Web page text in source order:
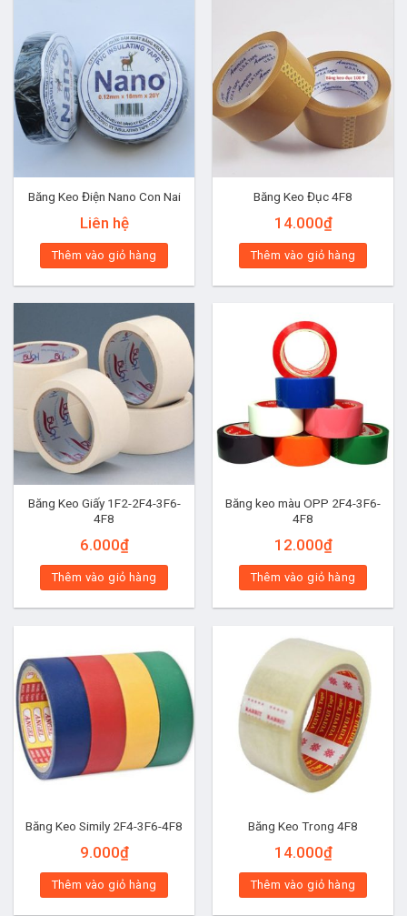
Băng Keo Điện Nano Con Nai
Liên hệ
Thêm vào giỏ hàng
Băng Keo Đục 4F8
14.000₫
Thêm vào giỏ hàng
Băng Keo Giấy 1F2-2F4-3F6-
4F8
6.000₫
Thêm vào giỏ hàng
Băng keo màu OPP 2F4-3F6-
4F8
12.000₫
Thêm vào giỏ hàng
Băng Keo Simily 2F4-3F6-4F8
9.000₫
Thêm vào giỏ hàng
Băng Keo Trong 4F8
14.000₫
Thêm vào giỏ hàng